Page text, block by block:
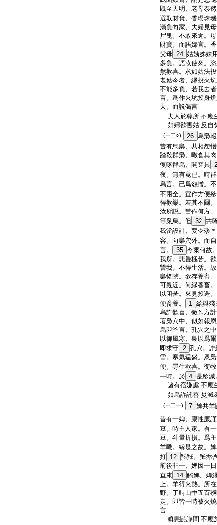
既至天明。老母泰
選取財寶。香瓔珠
滿負向家。夫婦見
尸鬼。不敢來近。
財寶。而語婦言。
父母 24 姑姨姊妹
多負。語汝使來。
然歡喜。求如姑法
老姑今者。縁投火
不能多負。若我去
言。爲作火坑投身
天。而説偈言
夫人於尊所 不應
如婦欲害姑 反自
(一二○) 26 烏梟
昔有烏梟。共相怨
踏殺群梟。噉食其
復啄群烏。開穿其
夜。無有竟已。時
烏言。已爲怨憎。
不兩全。宜作方便殄
得歡樂。若其不爾
汝所説。當作何方
等衆烏。但 32 共
我當設計。要令殄
容。向梟穴外。而
言。
35 今爾何故
我所。悲聲極苦。
讐我。不得生活。
梟憐愍。欲存養畜
可親近。何縁養畜
以困苦。來見投造
便畜養。
1 給與殘
烏詐歡喜。微作方
著梟穴中。似如報
烏即答言。孔穴之
以御風寒。梟以爲
即求守 2 孔穴。詐
雪。寒氣猛盛。衆
便。尋生歡喜。銜牧
一時。於 4 是殄滅
諸有宿嫌處 不應
如烏詐託善 焚滅
(一二一) 7 婢共羊
昔有一婢。禀性廉
豆。時主人家。有一
豆。斗量折損。爲
羊噉。縁是之故。
打 12 羯羝。羝亦
前後非一。婢因一
直來
14 觸婢。婢
上。羊得火熱。所
野。于時山中五百
走。即皆一時被火
言
瞋恚鬪諍間 不應